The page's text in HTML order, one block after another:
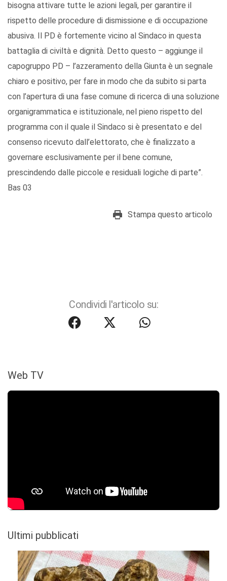
bisogna attivare tutte le azioni legali, per garantire il
rispetto delle procedure di dismissione e di occupazione
abusiva. Il PD è fortemente vicino al Sindaco in questa
battaglia di civiltà e dignità. Detto questo – aggiunge il
capogruppo PD – l’azzeramento della Giunta è un segnale
chiaro e positivo, per fare in modo che da subito si parta
con l’apertura di una fase comune di ricerca di una soluzione
organigrammatica e istituzionale, nel pieno rispetto del
programma con il quale il Sindaco si è presentato e del
consenso ricevuto dall’elettorato, che è finalizzato a
governare esclusivamente per il bene comune,
prescindendo dalle piccole e residuali logiche di parte”.
Bas 03
Stampa questo articolo
Condividi l'articolo su:
Web TV
Ultimi pubblicati